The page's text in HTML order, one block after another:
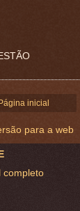
Página inicial
para a web
completo